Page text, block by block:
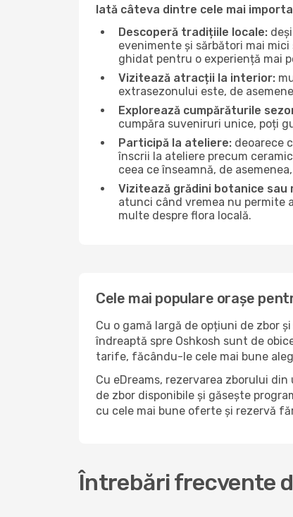
Iată câteva dintre cele mai
Descoperă tradițiile locale:
evenimente și sărbători mai
ghidat pentru o experiență mai
Vizitează atracții la interior:
extrasezonului este, de
Explorează cumpărăturile
cumpăra suveniruri unice, poți
Participă la ateliere: deoarece
înscrii la ateliere precum
ceea ce înseamnă, de
Vizitează grădini botanice
atunci când vremea nu permite
multe despre flora locală.
Cele mai populare orașe
Cu o gamă largă de opțiuni de zbor
îndreaptă spre Oshkosh sunt de
tarife, făcându-le cele mai bune
Cu eDreams, rezervarea zborului
de zbor disponibile și găsește
cu cele mai bune oferte și rezervă
Întrebări frecvente